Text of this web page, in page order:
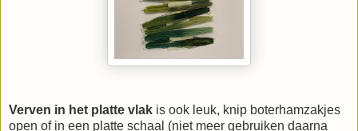
Verven in het platte vlak is ook leuk, knip boterhamzakjes
open of in een platte schaal (niet meer gebruiken daarna